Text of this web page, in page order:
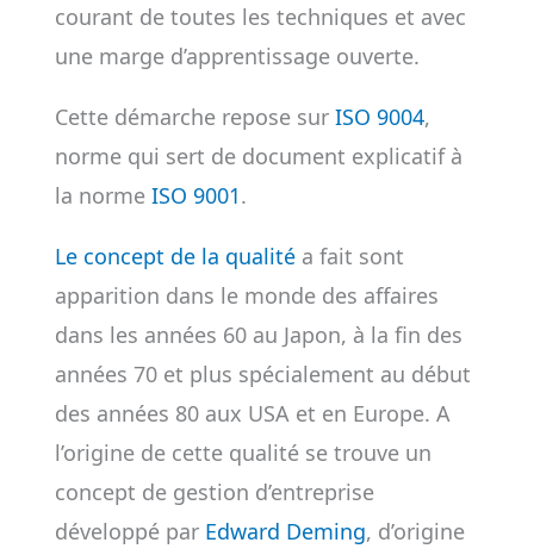
courant de toutes les techniques et avec
une marge d’apprentissage ouverte.
Cette démarche repose sur ISO 9004,
norme qui sert de document explicatif à
la norme ISO 9001.
Le concept de la qualitéa fait sont
apparition dans le monde des affaires
dans les années 60 au Japon, à la fin des
années 70 et plus spécialement au début
des années 80 aux USA et en Europe. A
l’origine de cette qualité se trouve un
concept de gestion d’entreprise
développé par Edward Deming, d’origine